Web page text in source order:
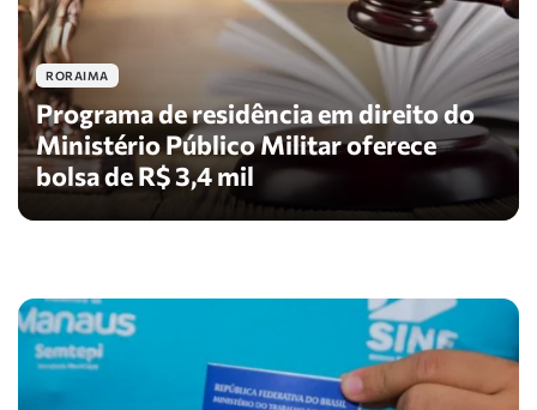
RORAIMA
Programa de residência em direito do
Ministério Público Militar oferece
bolsa de R$ 3,4 mil